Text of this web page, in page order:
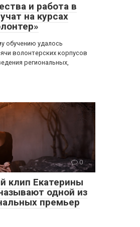
и работа в
на курсах
обучению удалось
волонтерских корпусов
региональных,
0
клип Екатерины
одной из
премьер